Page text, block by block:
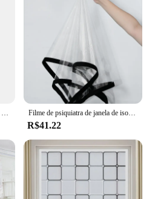
Filme de psiquiatra de janela de isolamento de inverno diy auto-adesivo interior warmerhard janela à prova de vento adesivo de vedação filme de vidro macio
R$41.22